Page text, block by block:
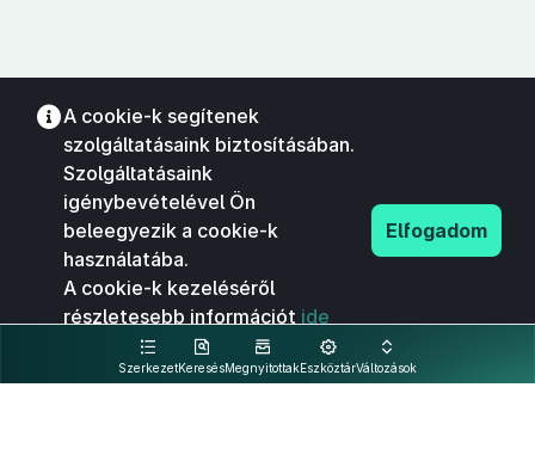
SzerkezetKeresésMegnyitottakEszköztárVáltozások
A cookie-k segítenek
szolgáltatásaink biztosításában.
Szolgáltatásaink
igénybevételével Ön
beleegyezik a cookie-k
használatába.
A cookie-k kezeléséről
részletesebb információt ide
kattintva olvashat.
Elfogadom